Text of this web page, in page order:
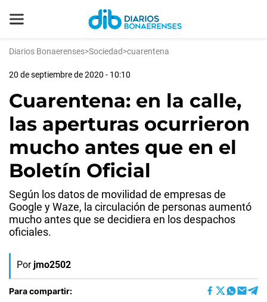
Diarios Bonaerenses>Sociedad>cuarentena
20 de septiembre de 2020 - 10:10
Cuarentena: en la calle,
las aperturas ocurrieron
mucho antes que en el
Boletín Oficial
Según los datos de movilidad de empresas de
Google y Waze, la circulación de personas aumentó
mucho antes que se decidiera en los despachos
oficiales.
Por jmo2502
Para compartir: